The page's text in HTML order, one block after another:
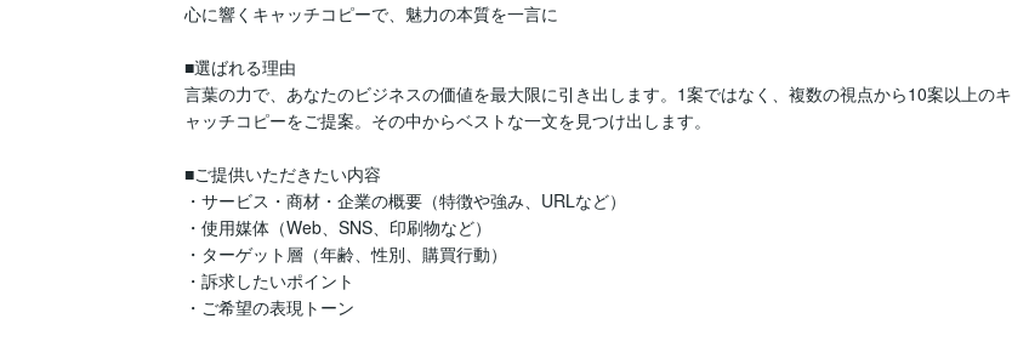
心に響くキャッチコピーで、魅力の本質を一言に
■選ばれる理由
言葉の力で、あなたのビジネスの価値を最大限に引き出します。1案ではなく、複数の視点から10案以上のキ
ャッチコピーをご提案。その中からベストな一文を見つけ出します。
■ご提供いただきたい内容
・サービス・商材・企業の概要（特徴や強み、URLなど）
・使用媒体（Web、SNS、印刷物など）
・ターゲット層（年齢、性別、購買行動）
・訴求したいポイント
・ご希望の表現トーン